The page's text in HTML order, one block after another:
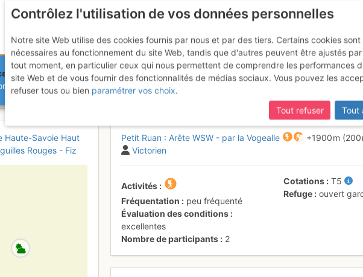
et importante mise à jour du site,si certaines pages ne sont plus accessibles,
sur le site.
Ruan : Voie normale versant français
Haute-Savoie Haut
Rouges - Fiz
Petit Ruan : Arête WSW - par la Vogealle +1900 m (200
Victorien
Activités
Fréquentation
peu fréquenté
Évaluation des conditions
excellentes
Nombre de participants
2
Cotations
T5
Refuge
ouvert
Contrôlez l'utilisation de vos données personnelles
Notre site Web utilise des cookies fournis par nous et par des tiers. Certains cookies sont
nécessaires au fonctionnement du site Web, tandis que d'autres peuvent être ajustés
tout moment, en particulier ceux qui nous permettent de comprendre les performances
site Web et de vous fournir des fonctionnalités de médias sociaux. Vous pouvez les
refuser tous ou bien paramétrer vos choix.
Tout refuser
Tout